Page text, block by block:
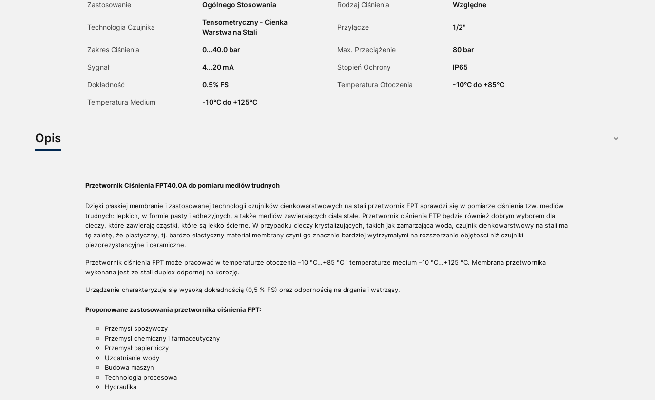
Zastosowanie Ogólnego Stosowania Rodzaj Ciśnienia Względne
Technologia Czujnika
Tensometryczny - Cienka
Warstwa na Stali
Przyłącze 1/2"
Zakres Ciśnienia 0...40.0 bar Max. Przeciążenie 80 bar
Sygnał 4...20 mA Stopień Ochrony IP65
Dokładność 0.5% FS Temperatura Otoczenia -10°C do +85°C
Temperatura Medium -10°C do +125°C
Opis
Przetwornik Ciśnienia FPT40.0A do pomiaru mediów trudnych
Dzięki płaskiej membranie i zastosowanej technologii czujników cienkowarstwowych na stali przetwornik FPT sprawdzi się w pomiarze ciśnienia tzw. mediów
trudnych: lepkich, w formie pasty i adhezyjnych, a także mediów zawierających ciała stałe. Przetwornik ciśnienia FTP będzie również dobrym wyborem dla
cieczy, które zawierają cząstki, które są lekko ścierne. W przypadku cieczy krystalizujących, takich jak zamarzająca woda, czujnik cienkowarstwowy na stali ma
tę zaletę, że plastyczny, tj. bardzo elastyczny materiał membrany czyni go znacznie bardziej wytrzymałymi na rozszerzanie objętości niż czujniki
piezorezystancyjne i ceramiczne.
Przetwornik ciśnienia FPT może pracować w temperaturze otoczenia –10 °C…+85 °C i temperaturze medium –10 °C…+125 °C. Membrana przetwornika
wykonana jest ze stali duplex odpornej na korozję.
Urządzenie charakteryzuje się wysoką dokładnością (0,5 % FS) oraz odpornością na drgania i wstrząsy.
Proponowane zastosowania przetwornika ciśnienia FPT:
Przemysł spożywczy
Przemysł chemiczny i farmaceutyczny
Przemysł papierniczy
Uzdatnianie wody
Budowa maszyn
Technologia procesowa
Hydraulika